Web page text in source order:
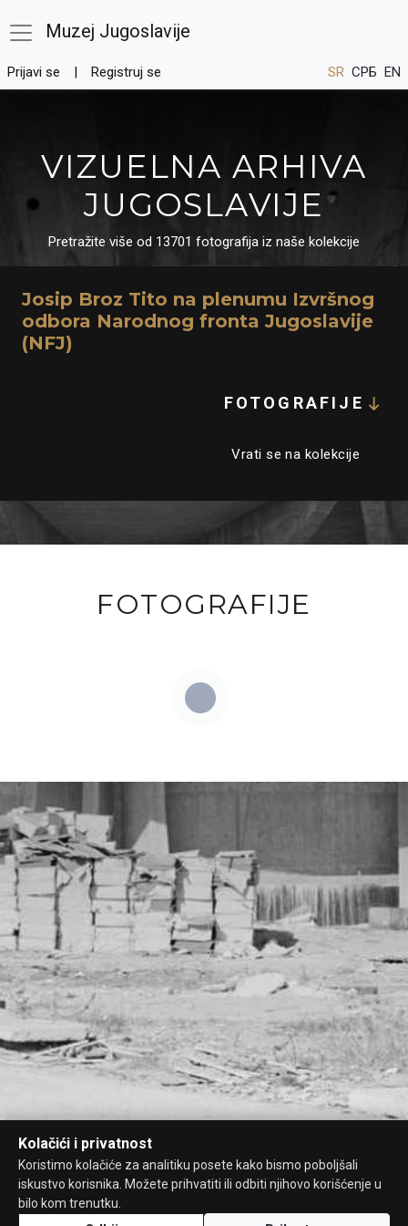
Muzej Jugoslavije
Prijavi se Registruj se SR СРБ EN
VIZUELNA ARHIVA
JUGOSLAVIJE
Pretražite više od 13701 fotografija iz naše kolekcije
Josip Broz Tito na plenumu Izvršnog
odbora Narodnog fronta Jugoslavije
(NFJ)
FOTOGRAFIJE
Vrati se na kolekcije
FOTOGRAFIJE
Kolačići i privatnost
Koristimo kolačiće za analitiku posete kako bismo poboljšali
iskustvo korisnika. Možete prihvatiti ili odbiti njihovo korišćenje u
bilo kom trenutku.